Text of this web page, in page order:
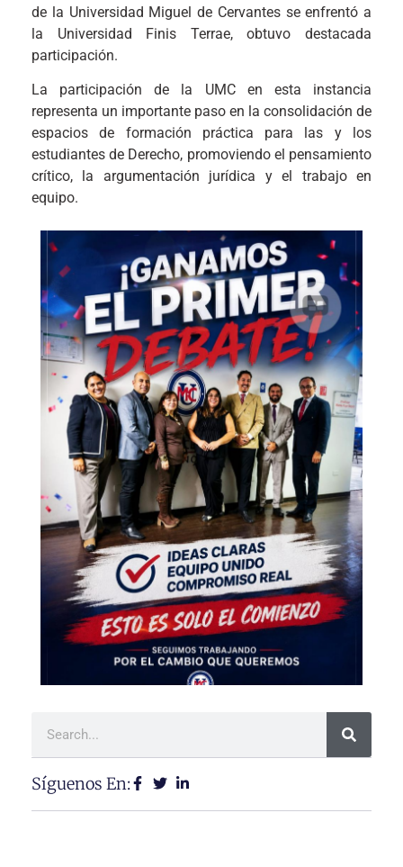
de la Universidad Miguel de Cervantes se enfrentó a
la Universidad Finis Terrae, obtuvo destacada
participación.
La participación de la UMC en esta instancia
representa un importante paso en la consolidación de
espacios de formación práctica para las y los
estudiantes de Derecho, promoviendo el pensamiento
crítico, la argumentación jurídica y el trabajo en
equipo.
Síguenos En: